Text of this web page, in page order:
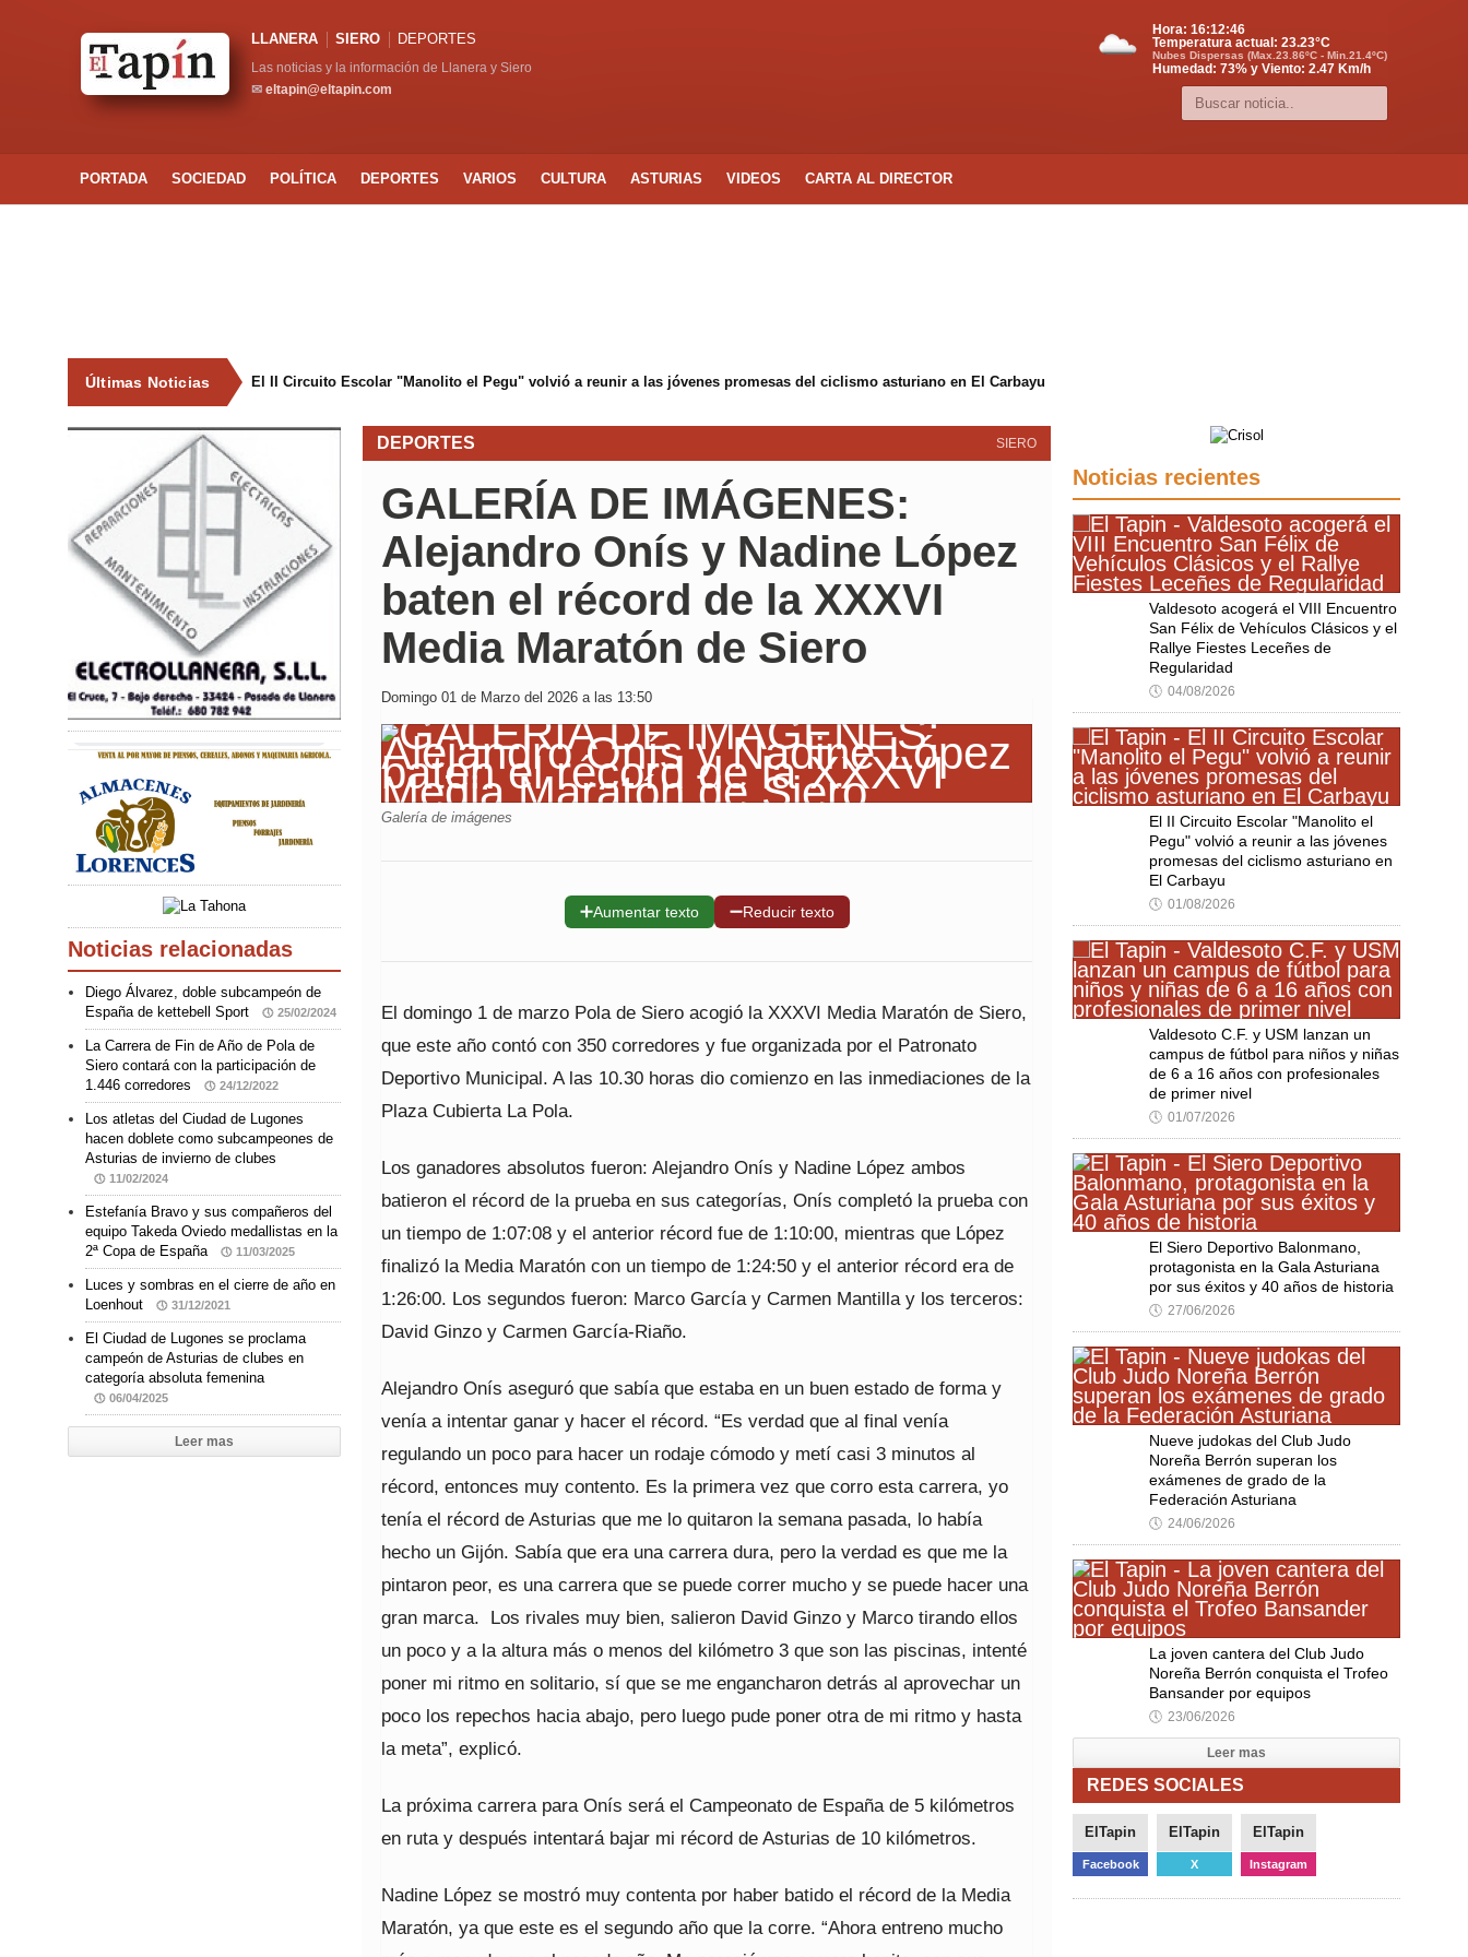
LLANERA SIERO DEPORTES
Las noticias y la información de Llanera y Siero
✉ eltapin@eltapin.com
Hora: 16:12:46
Temperatura actual: 23.23°C
Nubes Dispersas (Max.23.86ºC - Min.21.4ºC)
Humedad: 73% y Viento: 2.47 Km/h
PORTADA SOCIEDAD POLÍTICA DEPORTES VARIOS CULTURA ASTURIAS VIDEOS CARTA AL DIRECTOR
Últimas Noticias El II Circuito Escolar "Manolito el Pegu" volvió a reunir a las jóvenes promesas del ciclismo asturiano en El Carbayu
SIERO
DEPORTES
GALERÍA DE IMÁGENES:
Alejandro Onís y Nadine López
baten el récord de la XXXVI
Media Maratón de Siero
Domingo 01 de Marzo del 2026 a las 13:50
Galería de imágenes
➕Aumentar texto ➖Reducir texto
El domingo 1 de marzo Pola de Siero acogió la XXXVI Media Maratón de Siero,
que este año contó con 350 corredores y fue organizada por el Patronato
Deportivo Municipal. A las 10.30 horas dio comienzo en las inmediaciones de la
Plaza Cubierta La Pola.
Los ganadores absolutos fueron: Alejandro Onís y Nadine López ambos
batieron el récord de la prueba en sus categorías, Onís completó la prueba con
un tiempo de 1:07:08 y el anterior récord fue de 1:10:00, mientras que López
finalizó la Media Maratón con un tiempo de 1:24:50 y el anterior récord era de
1:26:00. Los segundos fueron: Marco García y Carmen Mantilla y los terceros:
David Ginzo y Carmen García-Riaño.
Alejandro Onís aseguró que sabía que estaba en un buen estado de forma y
venía a intentar ganar y hacer el récord. “Es verdad que al final venía
regulando un poco para hacer un rodaje cómodo y metí casi 3 minutos al
récord, entonces muy contento. Es la primera vez que corro esta carrera, yo
tenía el récord de Asturias que me lo quitaron la semana pasada, lo había
hecho un Gijón. Sabía que era una carrera dura, pero la verdad es que me la
pintaron peor, es una carrera que se puede correr mucho y se puede hacer una
gran marca. Los rivales muy bien, salieron David Ginzo y Marco tirando ellos
un poco y a la altura más o menos del kilómetro 3 que son las piscinas, intenté
poner mi ritmo en solitario, sí que se me engancharon detrás al aprovechar un
poco los repechos hacia abajo, pero luego pude poner otra de mi ritmo y hasta
la meta”, explicó.
La próxima carrera para Onís será el Campeonato de España de 5 kilómetros
en ruta y después intentará bajar mi récord de Asturias de 10 kilómetros.
Nadine López se mostró muy contenta por haber batido el récord de la Media
Maratón, ya que este es el segundo año que la corre. “Ahora entreno mucho
Noticias relacionadas
Diego Álvarez, doble subcampeón de
España de kettebell Sport
25/02/2024
La Carrera de Fin de Año de Pola de
Siero contará con la participación de
1.446 corredores
24/12/2022
Los atletas del Ciudad de Lugones
hacen doblete como subcampeones de
Asturias de invierno de clubes
11/02/2024
Estefanía Bravo y sus compañeros del
equipo Takeda Oviedo medallistas en la
2ª Copa de España
11/03/2025
Luces y sombras en el cierre de año en
Loenhout
31/12/2021
El Ciudad de Lugones se proclama
campeón de Asturias de clubes en
categoría absoluta femenina
06/04/2025
Leer mas
Noticias recientes
Valdesoto acogerá el VIII Encuentro
San Félix de Vehículos Clásicos y el
Rallye Fiestes Leceñes de
Regularidad
🕔 04/08/2026
El II Circuito Escolar "Manolito el
Pegu" volvió a reunir a las jóvenes
promesas del ciclismo asturiano en
El Carbayu
🕔 01/08/2026
Valdesoto C.F. y USM lanzan un
campus de fútbol para niños y niñas
de 6 a 16 años con profesionales
de primer nivel
🕔 01/07/2026
El Siero Deportivo Balonmano,
protagonista en la Gala Asturiana
por sus éxitos y 40 años de historia
🕔 27/06/2026
Nueve judokas del Club Judo
Noreña Berrón superan los
exámenes de grado de la
Federación Asturiana
🕔 24/06/2026
La joven cantera del Club Judo
Noreña Berrón conquista el Trofeo
Bansander por equipos
🕔 23/06/2026
Leer mas
REDES SOCIALES
ElTapin
Facebook
ElTapin
X
ElTapin
Instagram